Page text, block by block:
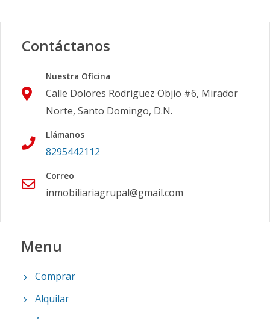
Contáctanos
Nuestra Oficina
Calle Dolores Rodriguez Objio #6, Mirador
Norte, Santo Domingo, D.N.
Llámanos
8295442112
Correo
inmobiliariagrupal@gmail.com
Menu
Comprar
Alquilar